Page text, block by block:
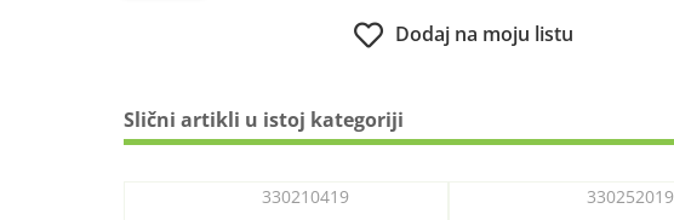
Dodaj na moju listu
Slični artikli u istoj kategoriji
330210419 330252019